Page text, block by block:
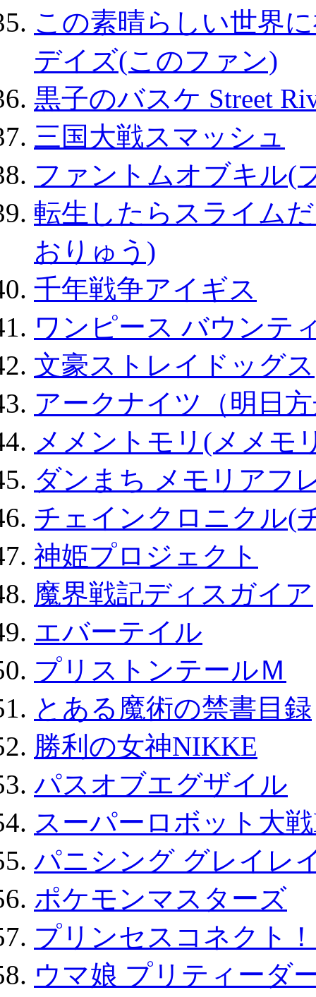
この素晴らしい世界
デイズ(このファン)
黒子のバスケ Street
三国大戦スマッシュ
ファントムオブキル(
転生したらスライム
おりゅう)
千年戦争アイギス
ワンピース バウンテ
文豪ストレイドッグス
アークナイツ（明日
メメントモリ(メメモ
ダンまち メモリアフ
チェインクロニクル(
神姫プロジェクト
魔界戦記ディスガイア
エバーテイル
プリストンテールＭ
とある魔術の禁書目録
勝利の女神NIKKE
パスオブエグザイル
スーパーロボット大
パニシング グレイレ
ポケモンマスターズ
プリンセスコネクト
ウマ娘 プリティーダ